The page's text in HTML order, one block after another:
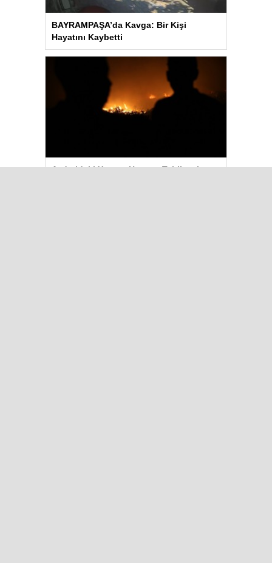
BAYRAMPAŞA’da Kavga: Bir Kişi
Hayatını Kaybetti
Aydın’daki Yangın Hayvan Tahliyesine